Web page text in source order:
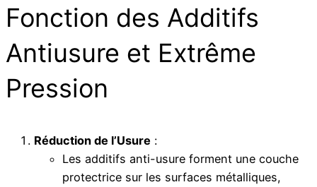
Fonction des Additifs
Antiusure et Extrême
Pression
Réduction de l’Usure :
Les additifs anti-usure forment une couche
protectrice sur les surfaces métalliques,